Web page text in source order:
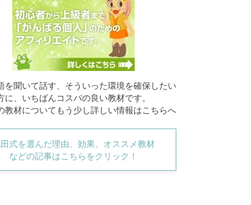
を聞いて話す、そういった環境を確保したい
に、いちばんコスパの良い教材です。
教材についてもう少し詳しい情報はこちらへ
式を選んだ理由、効果、オススメ教材
などの記事はこちらをクリック！